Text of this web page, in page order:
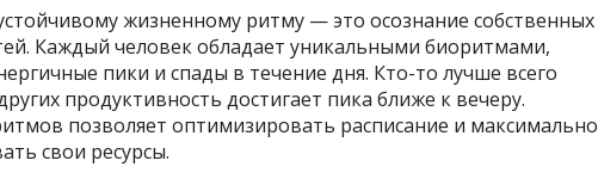
жизненному ритму — это осознание собственных
Каждый человек обладает уникальными биоритмами,
пики и спады в течение дня. Кто-то лучше всего
продуктивность достигает пика ближе к вечеру.
позволяет оптимизировать расписание и максимально
свои ресурсы.